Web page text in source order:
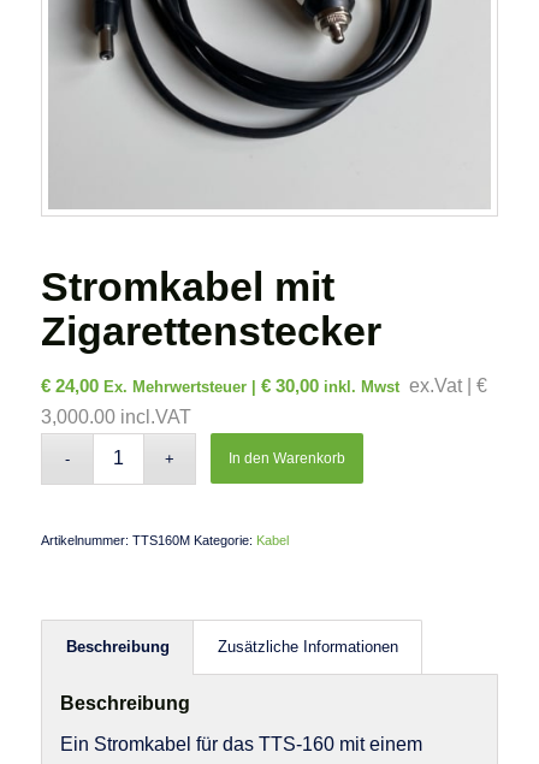
Stromkabel mit
Zigarettenstecker
€24,00 Ex. Mehrwertsteuer | €30,00inkl. Mwst ex.Vat | €
3,000.00 incl.VAT
In den Warenkorb
Artikelnummer: TTS160M Kategorie: Kabel
Beschreibung Zusätzliche Informationen
Beschreibung
Ein Stromkabel für das TTS-160 mit einem